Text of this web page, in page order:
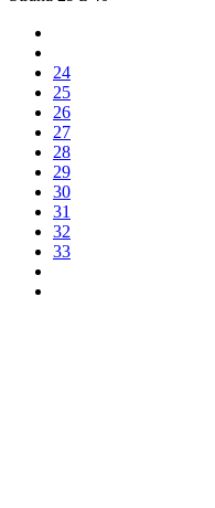
24
25
26
27
28
29
30
31
32
33